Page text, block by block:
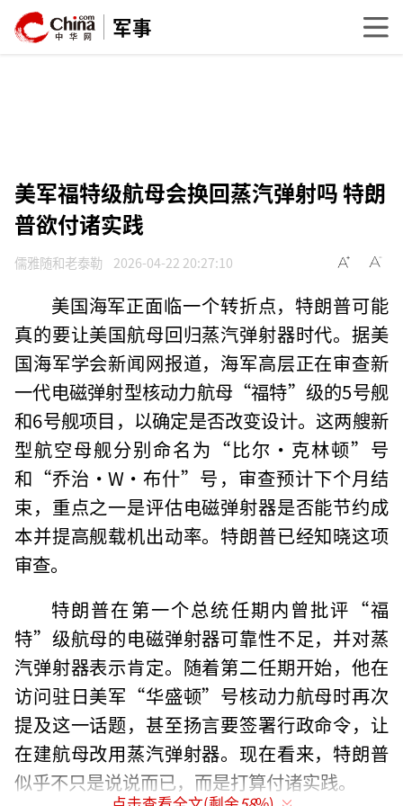
军事
美军福特级航母会换回蒸汽弹射吗 特朗
普欲付诸实践
儒雅随和老泰勒 2026-04-22 20:27:10
美国海军正面临一个转折点，特朗普可能
真的要让美国航母回归蒸汽弹射器时代。据美
国海军学会新闻网报道，海军高层正在审查新
一代电磁弹射型核动力航母“福特”级的5号舰
和6号舰项目，以确定是否改变设计。这两艘新
型航空母舰分别命名为“比尔·克林顿”号
和“乔治·W·布什”号，审查预计下个月结
束，重点之一是评估电磁弹射器是否能节约成
本并提高舰载机出动率。特朗普已经知晓这项
审查。
特朗普在第一个总统任期内曾批评“福
特”级航母的电磁弹射器可靠性不足，并对蒸
汽弹射器表示肯定。随着第二任期开始，他在
访问驻日美军“华盛顿”号核动力航母时再次
提及这一话题，甚至扬言要签署行政命令，让
在建航母改用蒸汽弹射器。现在看来，特朗普
似乎不只是说说而已，而是打算付诸实践。